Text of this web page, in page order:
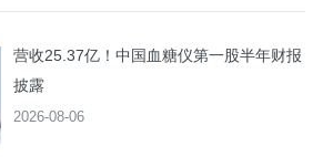
营收25.37亿！中国血糖仪第一股半年财报
披露
2026-08-06